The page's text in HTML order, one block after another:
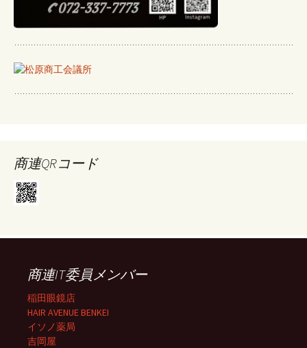
商連QRコード
商連IT委員メンバー
稲田眼鏡店
HAIR AVENUE BENKEI
イソノ薬局
吉岡屋